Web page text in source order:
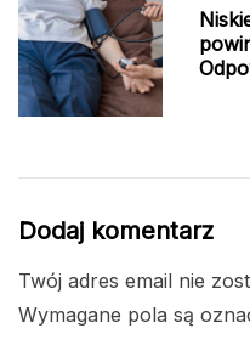
Dodaj komentarz
Twój adres email nie
Wymagane pola są